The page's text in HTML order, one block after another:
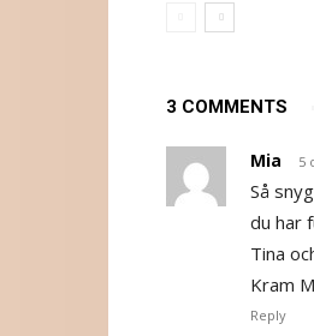
3 COMMENTS
Mia 5
Så
du har
Tina
Kram
Reply